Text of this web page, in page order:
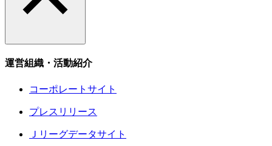
運営組織・活動紹介
コーポレートサイト
プレスリリース
Ｊリーグデータサイト